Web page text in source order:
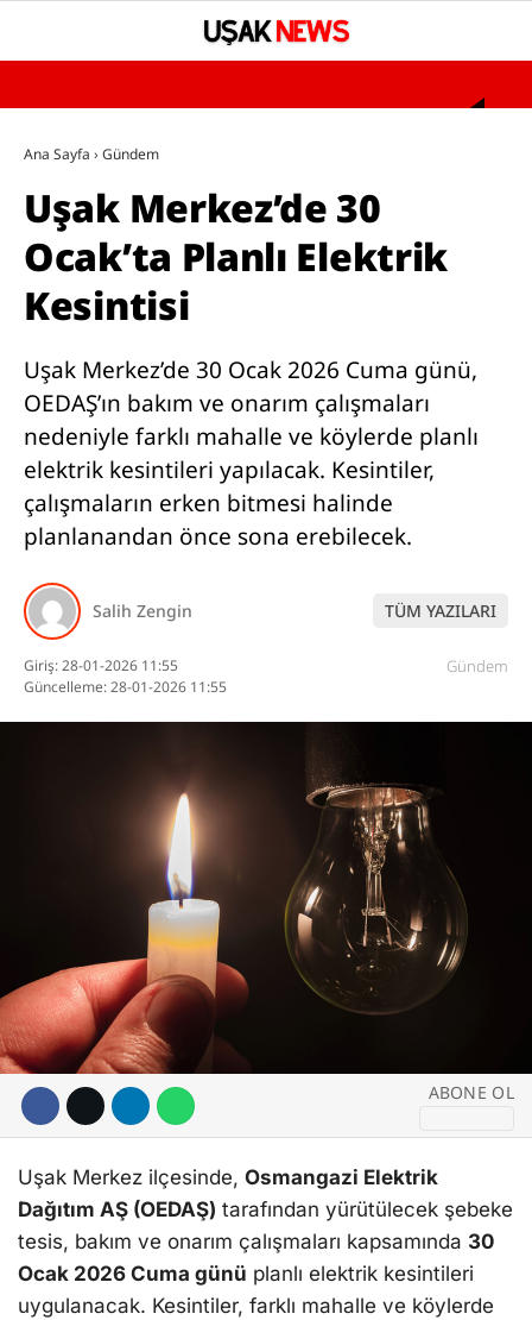
WhatsApp İhbar
Facebook
Instagram
°
GÜNDEM
ASAYİŞ
SAĞLIK
SPOR
SİYASET
UŞAK’TA BUGÜN VEFAT EDENLER
BÖLGESEL HABERLER
Ana Sayfa › Gündem
Uşak Merkez’de 30
Ocak’ta Planlı Elektrik
Kesintisi
Uşak Merkez’de 30 Ocak 2026 Cuma günü,
OEDAŞ’ın bakım ve onarım çalışmaları
nedeniyle farklı mahalle ve köylerde planlı
elektrik kesintileri yapılacak. Kesintiler,
çalışmaların erken bitmesi halinde
planlanandan önce sona erebilecek.
Salih Zengin TÜM YAZILARI
Giriş: 28-01-2026 11:55
Güncelleme: 28-01-2026 11:55
Gündem
ABONE OL
Uşak Merkez ilçesinde, Osmangazi Elektrik
Dağıtım AŞ (OEDAŞ) tarafından yürütülecek şebeke
tesis, bakım ve onarım çalışmaları kapsamında 30
Ocak 2026 Cuma günü planlı elektrik kesintileri
uygulanacak. Kesintiler, farklı mahalle ve köylerde